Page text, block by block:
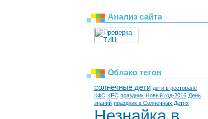
Анализ сайта
Облако тегов
солнечные дети дети в ресторане
КФС KFC праздник Новый год-2016 День
знаний праздник в Солнечных Детях